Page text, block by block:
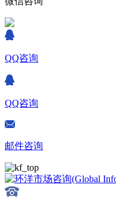
QQ咨询
QQ咨询
邮件咨询